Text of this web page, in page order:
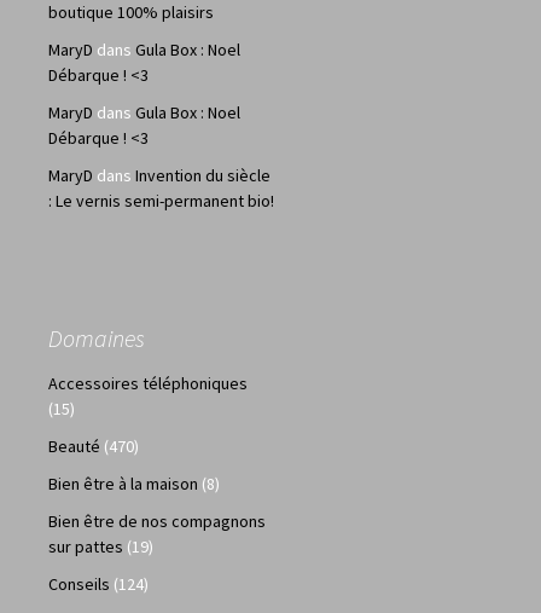
boutique 100% plaisirs
MaryD dans Gula Box : Noel
Débarque ! <3
MaryD dans Gula Box : Noel
Débarque ! <3
MaryD dans Invention du siècle
: Le vernis semi-permanent bio!
Domaines
Accessoires téléphoniques
(15)
Beauté (470)
Bien être à la maison (8)
Bien être de nos compagnons
sur pattes (19)
Conseils (124)